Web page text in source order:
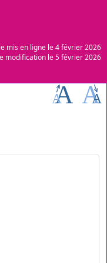
mis en ligne le4 février 2026
modification le 5 février 2026